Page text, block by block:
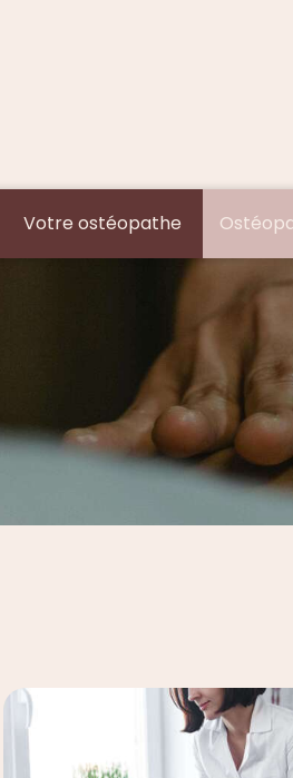
Votre ostéopathe